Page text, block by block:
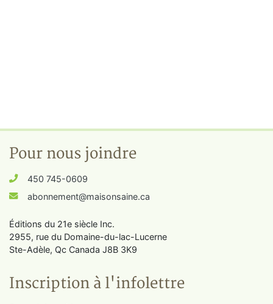
Pour nous joindre
450 745-0609
abonnement@maisonsaine.ca
Éditions du 21e siècle Inc.
2955, rue du Domaine-du-lac-Lucerne
Ste-Adèle, Qc Canada J8B 3K9
Inscription à l'infolettre